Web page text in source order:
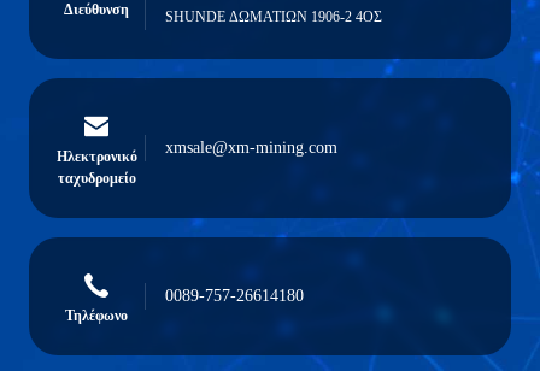
Διεύθυνση
SHUNDE ΔΩΜΑΤΙΩΝ 1906-2 4ΟΣ
Ηλεκτρονικό
ταχυδρομείο
xmsale@xm-mining.com
Τηλέφωνο
0089-757-26614180